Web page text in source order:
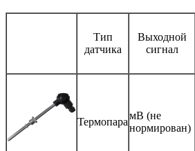
Тип
датчика
Выходной
сигнал
Термопара
мВ (не
нормирован)